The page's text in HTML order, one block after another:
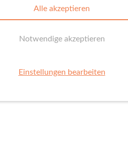
Notwendige akzeptieren
Alle akzeptieren
Einstellungen bearbeiten